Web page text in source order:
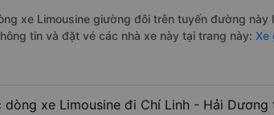
xe Limousine giường đôi trên tuyến đường này
tin và đặt vé các nhà xe này tại trang này: Xe
xe Limousine đi Chí Linh - Hải Dương